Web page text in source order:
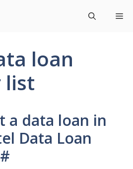
loan
list
a data loan in
Data Loan